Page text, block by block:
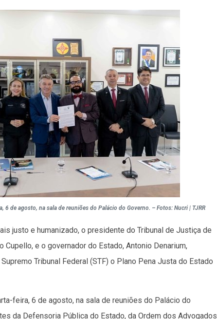
6 de agosto, na sala de reuniões do Palácio do Governo. – Fotos: Nucri | TJRR
justo e humanizado, o presidente do Tribunal de Justiça de
Cupello, e o governador do Estado, Antonio Denarium,
Tribunal Federal (STF) o Plano Pena Justa do Estado
feira, 6 de agosto, na sala de reuniões do Palácio do
da Defensoria Pública do Estado, da Ordem dos Advogados